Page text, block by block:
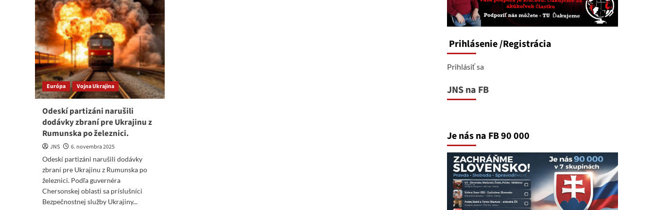
Európa Vojna Ukrajina
Odeskí partizáni narušili
dodávky zbraní pre Ukrajinu z
Rumunska po železnici.
JNS
6. novembra 2025
Odeskí partizáni narušili dodávky
zbraní pre Ukrajinu z Rumunska po
železnici. Podľa guvernéra
Chersonskej oblasti sa príslušníci
Bezpečnostnej služby Ukrajiny...
Prihlásenie/Registrácia
Prihlásiť sa
JNS na FB
Je nás na FB 90 000